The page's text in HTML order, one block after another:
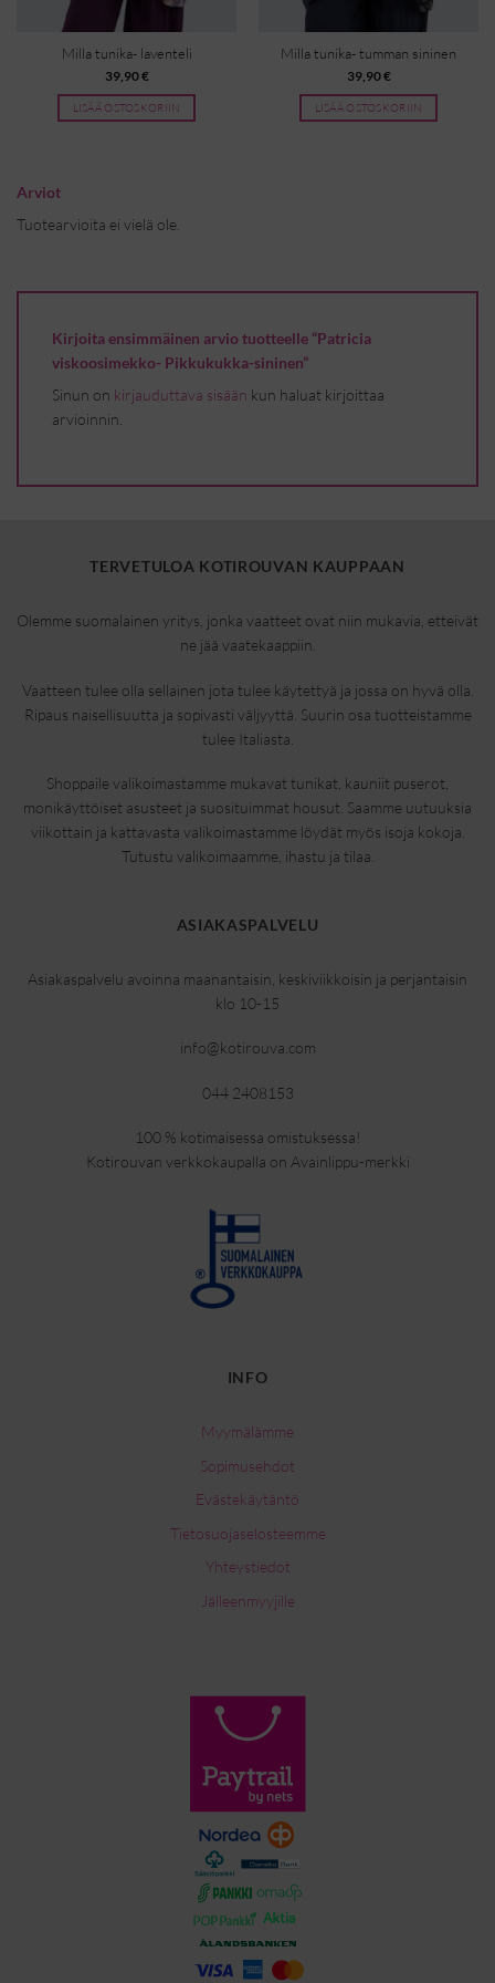
Milla tunika- laventeli
39,90€
LISÄÄ OSTOSKORIIN
Milla tunika- tumman sininen
39,90€
LISÄÄ OSTOSKORIIN
Arviot
Tuotearvioita ei vielä ole.
Kirjoita ensimmäinen arvio tuotteelle “Patricia
viskoosimekko- Pikkukukka-sininen”
Sinun on kirjauduttava sisään kun haluat kirjoittaa
arvioinnin.
TERVETULOA KOTIROUVAN KAUPPAAN
Olemme suomalainen yritys, jonka vaatteet ovat niin mukavia, etteivät
ne jää vaatekaappiin.
Vaatteen tulee olla sellainen jota tulee käytettyä ja jossa on hyvä olla.
Ripaus naisellisuutta ja sopivasti väljyyttä. Suurin osa tuotteistamme
tulee Italiasta.
Shoppaile valikoimastamme mukavat tunikat, kauniit puserot,
monikäyttöiset asusteet ja suosituimmat housut. Saamme uutuuksia
viikottain ja kattavasta valikoimastamme löydät myös isoja kokoja.
Tutustu valikoimaamme, ihastu ja tilaa.
ASIAKASPALVELU
Asiakaspalvelu avoinna maanantaisin, keskiviikkoisin ja perjantaisin
klo 10-15
info@kotirouva.com
044 2408153
100 % kotimaisessa omistuksessa!
Kotirouvan verkkokaupalla on Avainlippu-merkki
INFO
Myymälämme
Sopimusehdot
Evästekäytäntö
Tietosuojaselosteemme
Yhteystiedot
Jälleenmyyjille